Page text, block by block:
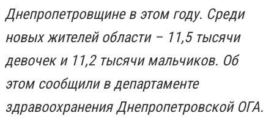
Днепропетровщине в этом году. Среди
новых жителей области – 11,5 тысячи
девочек и 11,2 тысячи мальчиков. Об
этом сообщили в департаменте
здравоохранения Днепропетровской ОГА.